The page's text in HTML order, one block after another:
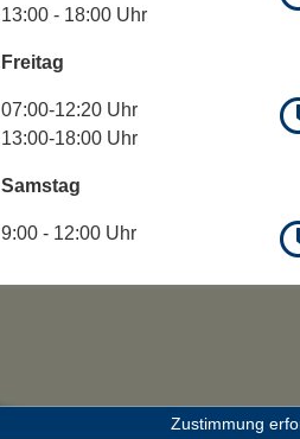
13:00 - 18:00 Uhr
Freitag
07:00-12:20 Uhr
13:00-18:00 Uhr
Samstag
9:00 - 12:00 Uhr
Zustimmung